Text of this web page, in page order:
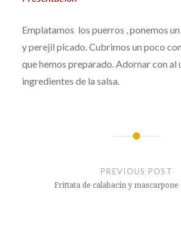
Emplatamos los puerros , ponemos
y perejil picado. Cubrimos un poco
que hemos preparado. Adornar con al
ingredientes de la salsa.
PREVIOUS POST
Frittata de calabacín y mascarpone